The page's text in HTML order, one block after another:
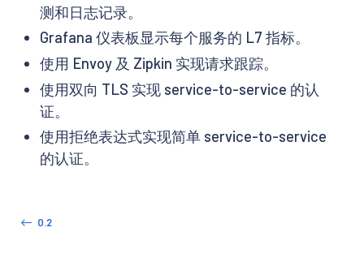
测和日志记录。
Grafana 仪表板显示每个服务的 L7 指标。
使用 Envoy 及 Zipkin 实现请求跟踪。
使用双向 TLS 实现 service-to-service 的认
证。
使用拒绝表达式实现简单 service-to-service
的认证。
0.2